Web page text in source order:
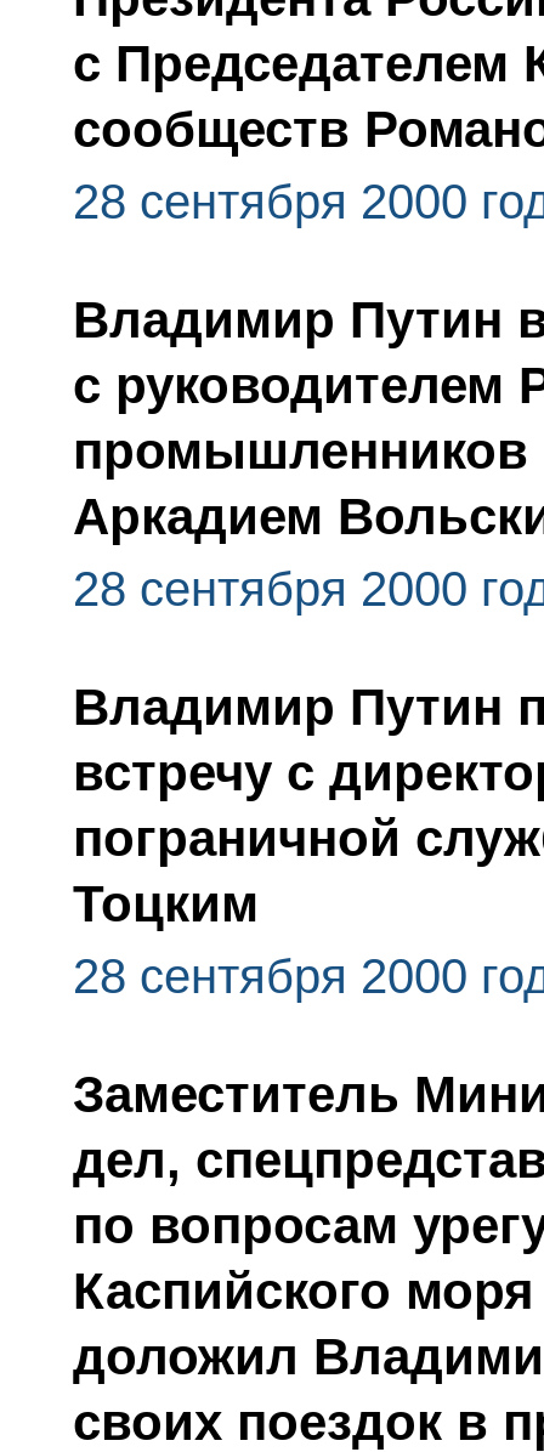
с Председателем
сообществ
28 сентября 2000
Владимир Путин
с руководителем
промышленников
Аркадием
28 сентября 2000
Владимир Путин
встречу с
пограничной
Тоцким
28 сентября 2000
Заместитель
дел,
по вопросам
Каспийского
доложил
своих поездок в